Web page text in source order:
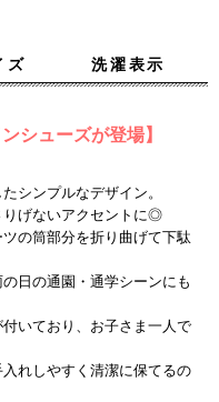
ズ 洗濯表示
シューズが登場】
シンプルなデザイン。
りげないアクセントに◎
の筒部分を折り曲げて下駄
日の通園・通学シーンにも
いており、お子さま一人で
れしやすく清潔に保てるの